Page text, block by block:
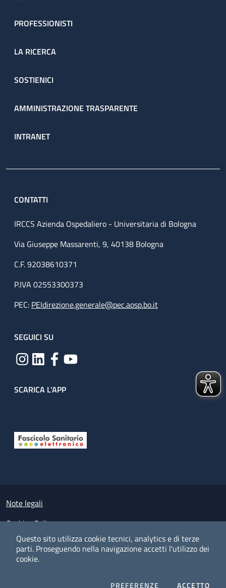
Questo sito utilizza cookie tecnici, analytics e di terze
parti. Proseguendo nella navigazione accetti l'utilizzo dei
cookie.
PREFERENZE COOKIESACCETTOI
PROFESSIONISTI
LA RICERCA
SOSTIENICI
AMMINISTRAZIONE TRASPARENTE
INTRANET
CONTATTI
IRCCS Azienda Ospedaliero - Universitaria di Bologna
Via Giuseppe Massarenti, 9, 40138 Bologna
C.F. 92038610371
P.IVA 02553300373
PEC: PEIdirezione.generale@pec.aosp.bo.it
SEGUICI SU
SCARICA L'APP
Small prints
Note legali
Cookies Policy
Policy privacy e protezione del dato personale
Albo pretorio on-line